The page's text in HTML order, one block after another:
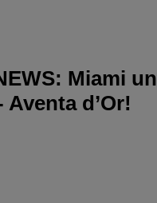
Miami un
d’Or!